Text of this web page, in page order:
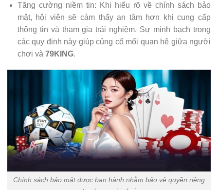
Tăng cường niềm tin: Khi hiểu rõ về chính sách bảo
mật, hội viên sẽ cảm thấy an tâm hơn khi cung cấp
thông tin và tham gia trải nghiệm. Sự minh bạch trong
các quy định này giúp củng cố mối quan hệ giữa người
chơi và 79KING.
Chính sách bảo mật được ban hành nhằm bảo vệ quyền riêng